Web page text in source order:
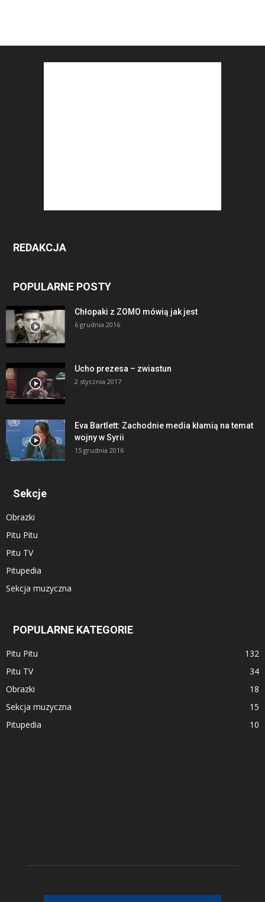
REDAKCJA
POPULARNE POSTY
Chłopaki z ZOMO mówią jak jest
6 grudnia 2016
Ucho prezesa – zwiastun
2 stycznia 2017
Eva Bartlett: Zachodnie media kłamią na temat
wojny w Syrii
15 grudnia 2016
Sekcje
Obrazki
Pitu Pitu
Pitu TV
Pitupedia
Sekcja muzyczna
POPULARNE KATEGORIE
Pitu Pitu
132
Pitu TV
34
Obrazki
18
Sekcja muzyczna
15
Pitupedia
10